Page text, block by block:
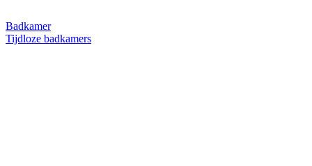
Badkamer
Tijdloze badkamers